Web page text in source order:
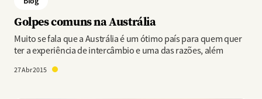
Golpes comuns na Austrália
Muito se fala que a Austrália é um ótimo país para quem quer
ter a experiência de intercâmbio e uma das razões, além
27 Abr 2015